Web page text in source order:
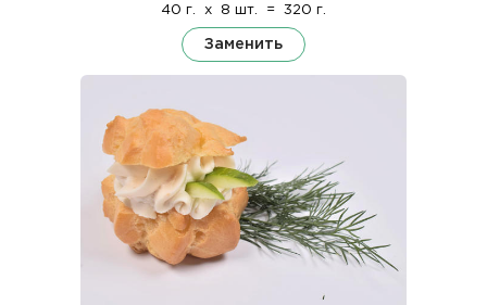
40 г. x 8 шт. = 320 г.
Заменить